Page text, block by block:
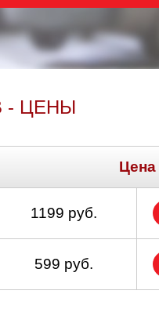
- ЦЕНЫ
Цена
1199 руб.
599 руб.